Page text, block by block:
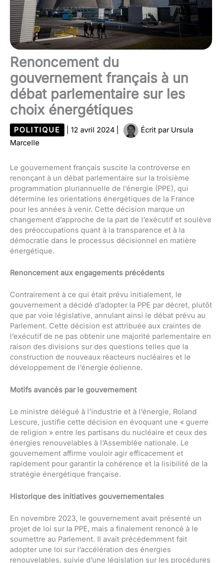
Renoncement du
gouvernement français à un
débat parlementaire sur les
choix énergétiques
POLITIQUE 12 avril 2024 Écrit par Ursula
Marcelle
Le gouvernement français suscite la controverse en
renonçant à un débat parlementaire sur la troisième
programmation pluriannuelle de l’énergie (PPE), qui
détermine les orientations énergétiques de la France
pour les années à venir. Cette décision marque un
changement d’approche de la part de l’exécutif et soulève
des préoccupations quant à la transparence et à la
démocratie dans le processus décisionnel en matière
énergétique.
Renoncement aux engagements précédents
Contrairement à ce qui était prévu initialement, le
gouvernement a décidé d’adopter la PPE par décret, plutôt
que par voie législative, annulant ainsi le débat prévu au
Parlement. Cette décision est attribuée aux craintes de
l’exécutif de ne pas obtenir une majorité parlementaire en
raison des divisions sur des questions telles que la
construction de nouveaux réacteurs nucléaires et le
développement de l’énergie éolienne.
Motifs avancés par le gouvernement
Le ministre délégué à l’industrie et à l’énergie, Roland
Lescure, justifie cette décision en évoquant une « guerre
de religion » entre les partisans du nucléaire et ceux des
énergies renouvelables à l’Assemblée nationale. Le
gouvernement affirme vouloir agir efficacement et
rapidement pour garantir la cohérence et la lisibilité de la
stratégie énergétique française.
Historique des initiatives gouvernementales
En novembre 2023, le gouvernement avait présenté un
projet de loi sur la PPE, mais a finalement renoncé à le
soumettre au Parlement. Il avait précédemment fait
adopter une loi sur l’accélération des énergies
renouvelables, suivie d’une législation sur les procédures